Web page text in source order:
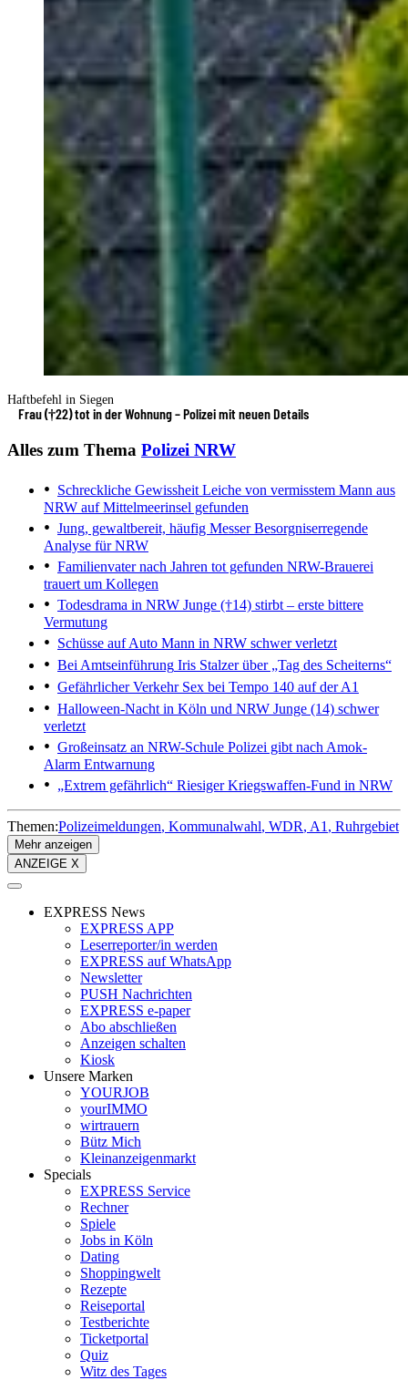
Haftbefehl in Siegen
Frau (†22) tot in der Wohnung – Polizei mit neuen Details
Alles zum Thema Polizei NRW
Schreckliche Gewissheit Leiche von vermisstem Mann aus
NRW auf Mittelmeerinsel gefunden
Jung, gewaltbereit, häufig MesserBesorgniserregende
Analyse für NRW
Familienvater nach Jahren tot gefunden NRW-Brauerei
trauert um Kollegen
Todesdrama in NRW Junge (†14) stirbt – erste bittere
Vermutung
Schüsse auf Auto Mann in NRW schwer verletzt
Bei Amtseinführung Iris Stalzer über „Tag des Scheiterns“
Gefährlicher VerkehrSex bei Tempo 140 auf der A1
Halloween-Nacht in Köln und NRW Junge (14) schwer
verletzt
Großeinsatz an NRW-Schule Polizei gibt nach Amok-
Alarm Entwarnung
„Extrem gefährlich“ Riesiger Kriegswaffen-Fund in NRW
Themen:Polizeimeldungen Kommunalwahl WDR A1 Ruhrgebiet
Mehr anzeigen
ANZEIGE X
EXPRESS News
EXPRESS APP
Leserreporter/in werden
EXPRESS auf WhatsApp
Newsletter
PUSH Nachrichten
EXPRESS e-paper
Abo abschließen
Anzeigen schalten
Kiosk
Unsere Marken
YOURJOB
yourIMMO
wirtrauern
Bütz Mich
Kleinanzeigenmarkt
Specials
EXPRESS Service
Rechner
Spiele
Jobs in Köln
Dating
Shoppingwelt
Rezepte
Reiseportal
Testberichte
Ticketportal
Quiz
Witz des Tages